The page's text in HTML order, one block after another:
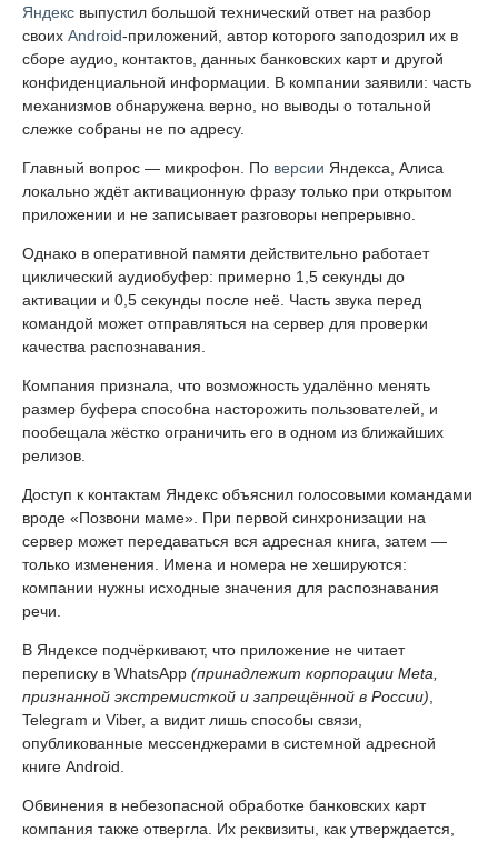
Яндекс выпустил большой технический ответ на разбор
своих Android-приложений, автор которого заподозрил их в
сборе аудио, контактов, данных банковских карт и другой
конфиденциальной информации. В компании заявили: часть
механизмов обнаружена верно, но выводы о тотальной
слежке собраны не по адресу.
Главный вопрос — микрофон. По версии Яндекса, Алиса
локально ждёт активационную фразу только при открытом
приложении и не записывает разговоры непрерывно.
Однако в оперативной памяти действительно работает
циклический аудиобуфер: примерно 1,5 секунды до
активации и 0,5 секунды после неё. Часть звука перед
командой может отправляться на сервер для проверки
качества распознавания.
Компания признала, что возможность удалённо менять
размер буфера способна насторожить пользователей, и
пообещала жёстко ограничить его в одном из ближайших
релизов.
Доступ к контактам Яндекс объяснил голосовыми командами
вроде «Позвони маме». При первой синхронизации на
сервер может передаваться вся адресная книга, затем —
только изменения. Имена и номера не хешируются:
компании нужны исходные значения для распознавания
речи.
В Яндексе подчёркивают, что приложение не читает
переписку в WhatsApp (принадлежит корпорации Meta,
признанной экстремисткой и запрещённой в России),
Telegram и Viber, а видит лишь способы связи,
опубликованные мессенджерами в системной адресной
книге Android.
Обвинения в небезопасной обработке банковских карт
компания также отвергла. Их реквизиты, как утверждается,